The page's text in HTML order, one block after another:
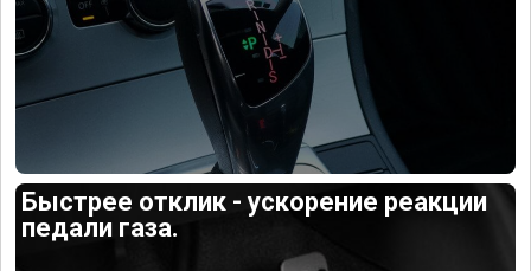
Быстрее отклик - ускорение реакции
педали газа.